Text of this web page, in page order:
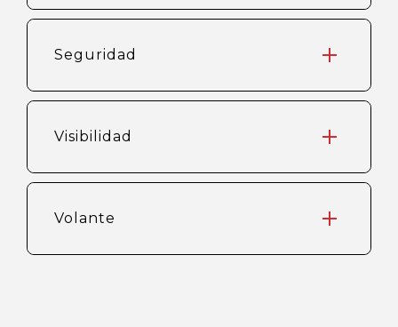
Seguridad
Visibilidad
Volante